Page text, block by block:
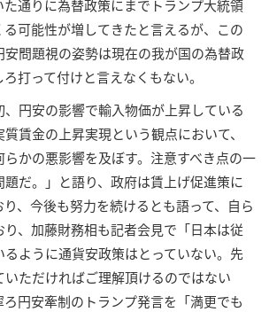
た通りに為替政策にまでトランプ大統領
る可能性が増してきたと言えるが、この
安問題視の姿勢は現在の我が国の為替政
打って付けと言えなくもない。
円安の影響で輸入物価が上昇している
賃金の上昇実現という観点において、
かの悪影響を及ぼす。注意すべき点の一
だ。」と語り、政府は賃上げ促進策に
、今後も努力を続けるとも語って、自ら
、加藤財務相も記者会見で「日本は従
ように通貨安政策はとっていない。先
ただければご理解頂けるのではない
円安牽制のトランプ発言を「満更でも